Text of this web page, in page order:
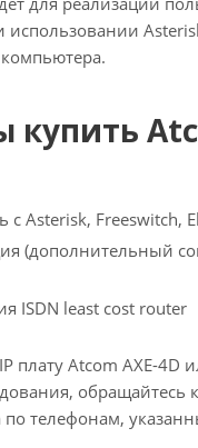
купить
с Asterisk, Freeswitch,
(дополнительный
ISDN least cost router
плату Atcom АХE-4D
обращайтесь
по телефонам,